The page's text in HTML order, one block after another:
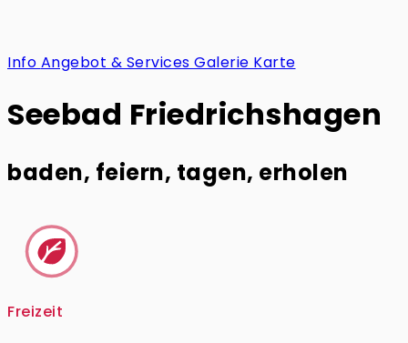
Info Angebot & Services Galerie Karte
Seebad Friedrichshagen
baden, feiern, tagen, erholen
Freizeit